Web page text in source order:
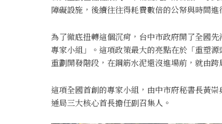
障礙設施，後續往往得耗費數倍的公帑與時間進
為了徹底扭轉這個沉疴，台中市政府開了全國
專家小組」。這項政策最大的亮點在於「重塑
重劃開發階段，在鋼筋水泥還沒進場前，就由
這項全國首創的專家小組，由中市府秘書長黃
通局三大核心首長擔任副召集人。